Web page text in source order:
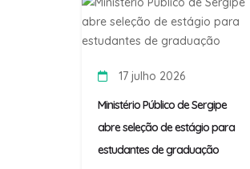
17 julho 2026
Ministério Público de Sergipe
abre seleção de estágio para
estudantes de graduação